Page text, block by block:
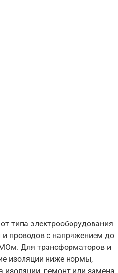
типа электрооборудования
проводов с напряжением до
Для трансформаторов и
изоляции ниже нормы,
изоляции, ремонт или замена